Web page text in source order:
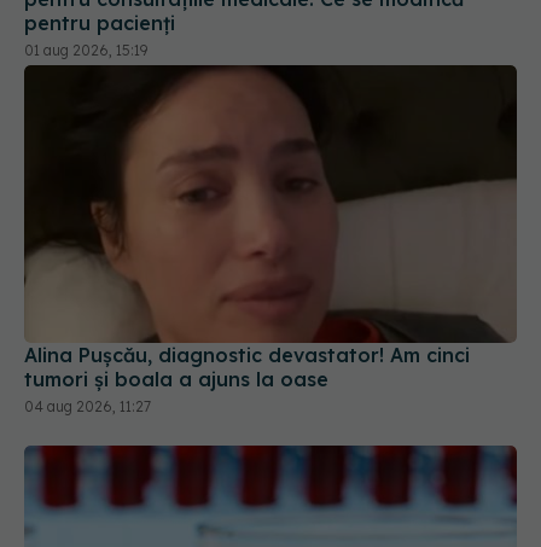
Alina Pușcău, diagnostic devastator! Am cinci
tumori și boala a ajuns la oase
04 aug 2026, 11:27